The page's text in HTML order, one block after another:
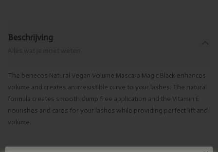
Beschrijving
The benecos Natural Vegan Volume Mascara Magic Black enhances
volume and creates an irresistible curve to your lashes. The natural
formula creates smooth clump free application and the Vitamin E
nourishes and cares for your lashes while providing perfect lift and
volume.